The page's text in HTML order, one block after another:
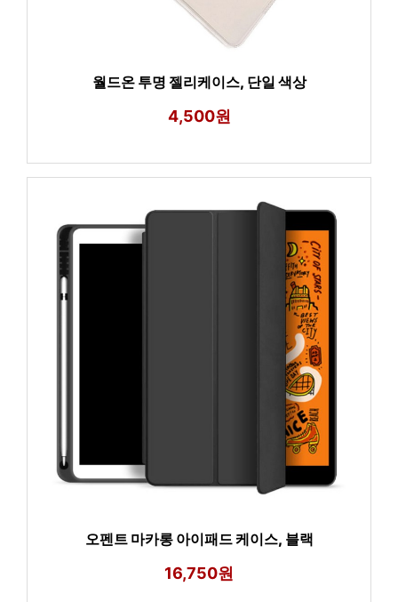
월드온 투명 젤리케이스, 단일 색상
4,500원
오펜트 마카롱 아이패드 케이스, 블랙
16,750원